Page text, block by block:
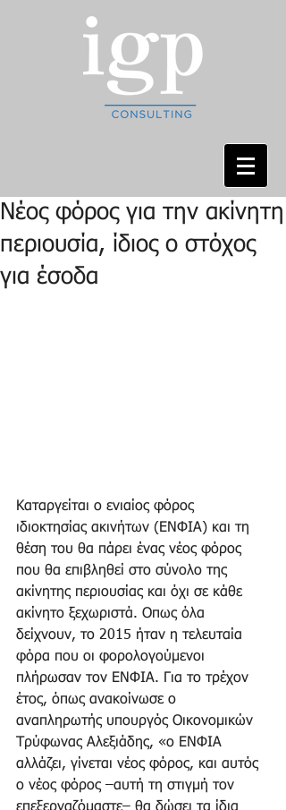
Νέος φόρος για την ακίνητη
περιουσία, ίδιος ο στόχος
για έσοδα
Καταργείται ο ενιαίος φόρος
ιδιοκτησίας ακινήτων (ΕΝΦΙΑ) και τη
θέση του θα πάρει ένας νέος φόρος
που θα επιβληθεί στο σύνολο της
ακίνητης περιουσίας και όχι σε κάθε
ακίνητο ξεχωριστά. Οπως όλα
δείχνουν, το 2015 ήταν η τελευταία
φόρα που οι φορολογούμενοι
πλήρωσαν τον ΕΝΦΙΑ. Για το τρέχον
έτος, όπως ανακοίνωσε ο
αναπληρωτής υπουργός Οικονομικών
Τρύφωνας Αλεξιάδης, «ο ΕΝΦΙΑ
αλλάζει, γίνεται νέος φόρος, και αυτός
ο νέος φόρος –αυτή τη στιγμή τον
επεξεργαζόμαστε– θα δώσει τα ίδια